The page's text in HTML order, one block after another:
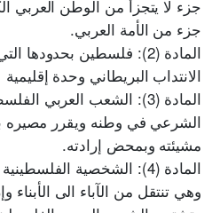
جزء لا يتجزأ من الوطن العربي
جزء من الأمة العربي.
المادة (2): فلسطين
الانتداب البريطاني وحدة إقليمية
المادة (3): الشعب العربي
الشرعي في وطنه ويقرر مصيره
مشيئته وبمحض إرادته.
المادة (4): الشخصية
وهي تنتقل من الآباء الى الأبناء